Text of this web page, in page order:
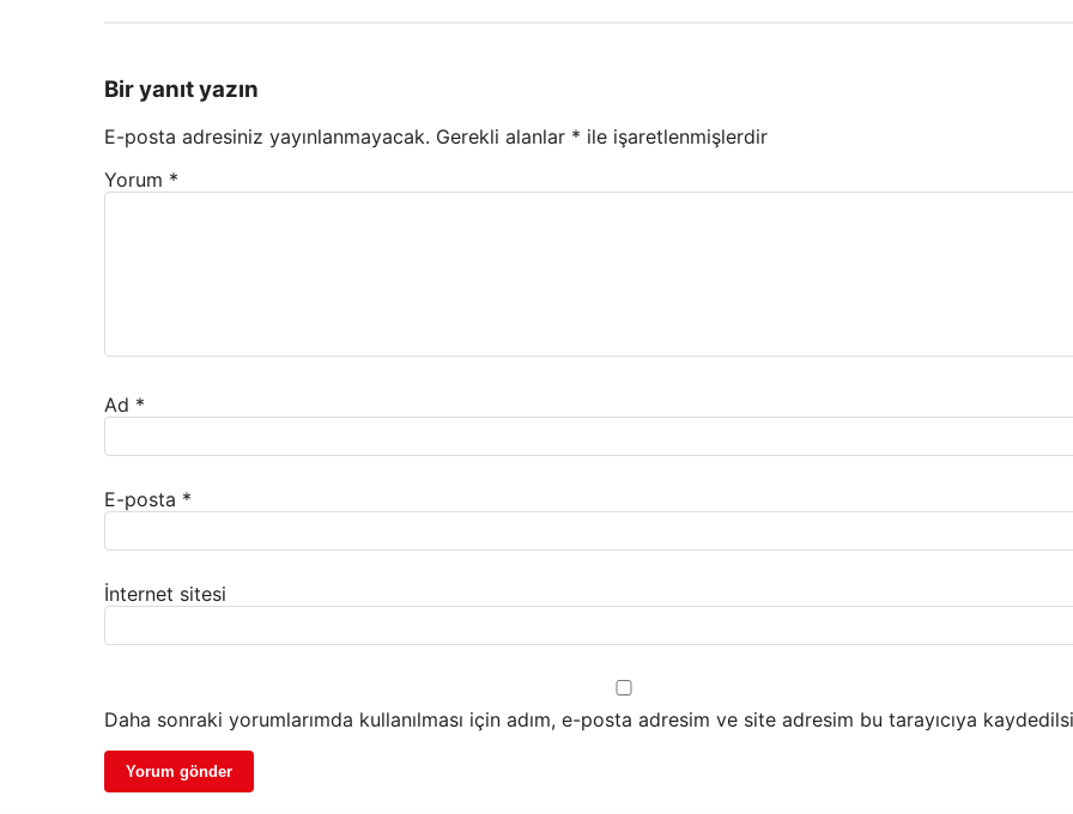
Bir yanıt yazın
E-posta adresiniz yayınlanmayacak. Gerekli alanlar * ile işaretlenmişlerdir
Yorum *
Ad *
E-posta *
İnternet sitesi
Daha sonraki yorumlarımda kullanılması için adım, e-posta adresim ve site adresim bu tarayıcıya